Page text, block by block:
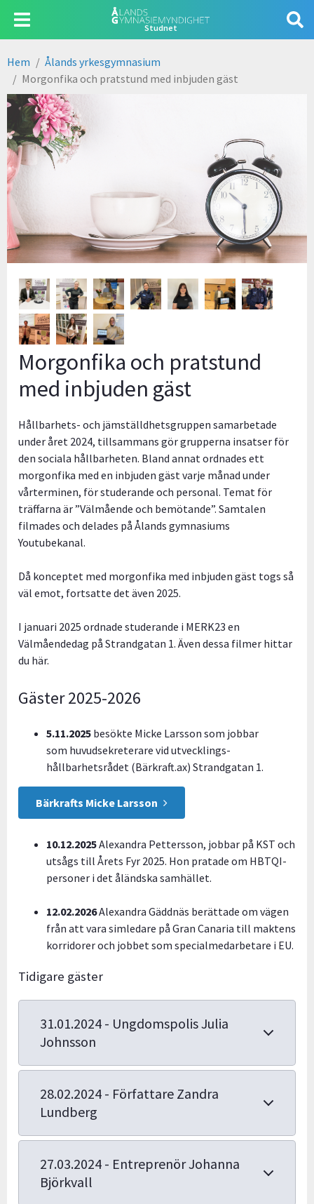
till
huvudinnehåll
Studnet
Användarmeny
Länkstig
Hem
Ålands yrkesgymnasium
Morgonfika och pratstund med inbjuden gäst
Morgonfika och pratstund
med inbjuden gäst
Hållbarhets- och jämställdhetsgruppen samarbetade
under året 2024, tillsammans gör grupperna insatser för
den sociala hållbarheten. Bland annat ordnades ett
morgonfika med en inbjuden gäst varje månad under
vårterminen, för studerande och personal. Temat för
träffarna är ”Välmående och bemötande”. Samtalen
filmades och delades på Ålands gymnasiums
Youtubekanal.
Då konceptet med morgonfika med inbjuden gäst togs så
väl emot, fortsatte det även 2025.
I januari 2025 ordnade studerande i MERK23 en
Välmåendedag på Strandgatan 1. Även dessa filmer hittar
du här.
Gäster 2025-2026
5.11.2025 besökte Micke Larsson som jobbar
som huvudsekreterare vid utvecklings-
hållbarhetsrådet (Bärkraft.ax) Strandgatan 1.
Bärkrafts Micke Larsson
10.12.2025Alexandra Pettersson, jobbar på KST och
utsågs till Årets Fyr 2025. Hon pratade om HBTQI-
personer i det åländska samhället.
12.02.2026Alexandra Gäddnäs berättade om vägen
från att vara simledare på Gran Canaria till maktens
korridorer och jobbet som specialmedarbetare i EU.
Tidigare gäster
31.01.2024 - Ungdomspolis Julia
Johnsson
28.02.2024 - Författare Zandra
Lundberg
27.03.2024 - Entreprenör Johanna
Björkvall